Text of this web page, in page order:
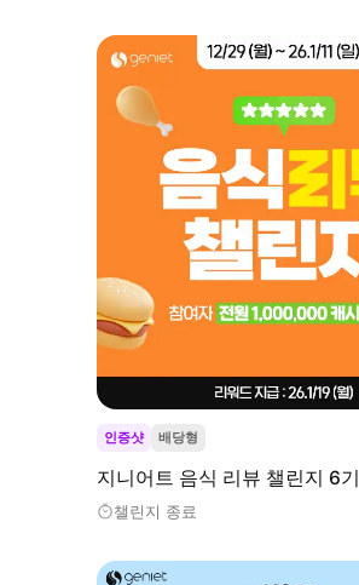
인증샷 배당형
지니어트 음식 리뷰 챌린지 6기
챌린지 종료